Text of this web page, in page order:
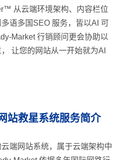
从云端环境架构、内容栏位
语多国SEO 服务，皆以AI 可
Market 行销顾问更会协助以
让您的网站从一开始就为AI
站救星系统服务简介
端网站系统，属于云端架构中